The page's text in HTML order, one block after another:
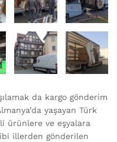
da kargo gönderim
yaşayan Türk
ürünlere ve eşyalara
illerden gönderilen